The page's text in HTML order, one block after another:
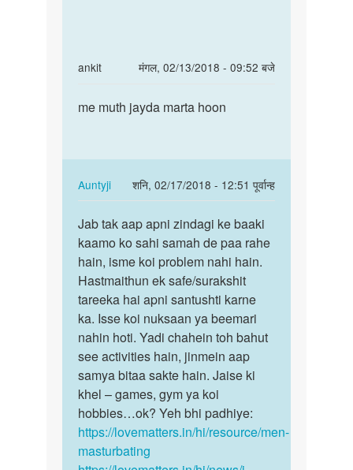
Jaat
devta
ankit
मंगल, 02/13/2018 - 09:52 बजे
In
to
Hum
apki
kya
by
Auntyji
me
marta
hoon
me muth jayda marta hoon
Auntyji
शनि, 02/17/2018 - 12:51 पूर्वान्ह
In
reply
to
me
muth
jayda
marta
hoon
by
ankit
Jab
tak
aap
apni
zindagi
ke…
Jab tak aap apni zindagi ke baaki
kaamo ko sahi samah de paa rahe
hain, isme koi problem nahi hain.
Hastmaithun ek safe/surakshit
tareeka hai apni santushti karne
ka. Isse koi nuksaan ya beemari
nahin hoti. Yadi chahein toh bahut
see activities hain, jinmein aap
samya bitaa sakte hain. Jaise ki
khel – games, gym ya koi
hobbies…ok? Yeh bhi padhiye:
https://lovematters.in/hi/resource/men-
masturbating